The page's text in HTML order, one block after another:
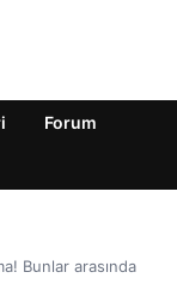
Forum
Bunlar arasında